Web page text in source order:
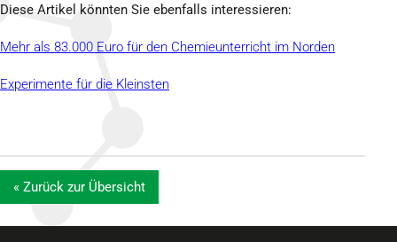
Diese Artikel könnten Sie ebenfalls interessieren:
Mehr als 83.000 Euro für den Chemieunterricht im Norden
Experimente für die Kleinsten
« Zurück zur Übersicht